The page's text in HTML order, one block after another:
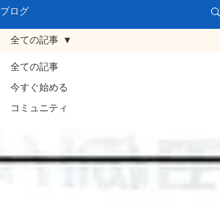
ブログ
全ての記事
今すぐ始める
コミュニティ
全ての記事